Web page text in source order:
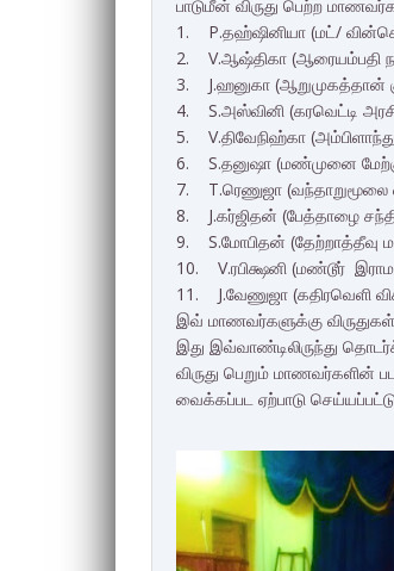
பாடுமீன் விருது பெற்ற
1. P.தஹ்ஷினியா (மட்/
2. V.ஆஷ்திகா (ஆரையம்பதி
3. J.ஹனுகா (ஆறுமுகத்தான்
4. S.அஸ்வினி (கரவெட்டி
5. V.திவேநிஹ்கா
6. S.தனுஷா (மண்முனை
7. T.ரெணுஜா (வந்தாறுமூலை
8. J.கர்ஜிதன் (பேத்தாழை
9. S.மோபிதன் (தேற்றாத்தீவு
10. V.ரபிக்ஷனி (மண்டூர்
11. J.வேணுஜா (கதிரவெளி
இவ் மாணவர்களுக்கு
இது இவ்வாண்டிலிருந்து
விருது பெறும் மாணவர்களின்
வைக்கப்பட ஏற்பாடு